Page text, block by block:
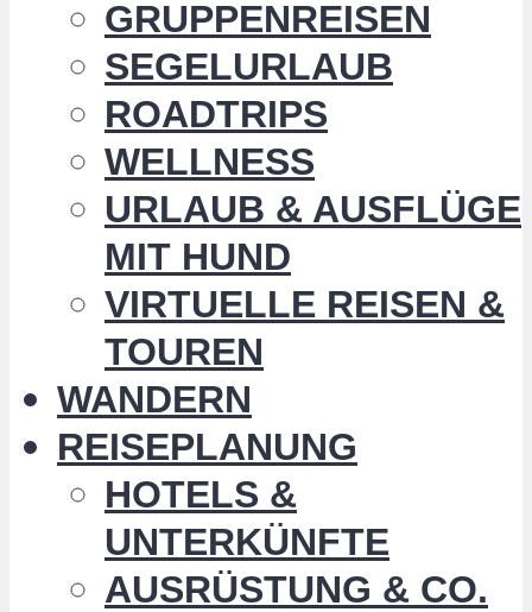
GRUPPENREISEN
SEGELURLAUB
ROADTRIPS
WELLNESS
URLAUB & AUSFLÜGE
MIT HUND
VIRTUELLE REISEN &
TOUREN
WANDERN
REISEPLANUNG
HOTELS &
UNTERKÜNFTE
AUSRÜSTUNG & CO.